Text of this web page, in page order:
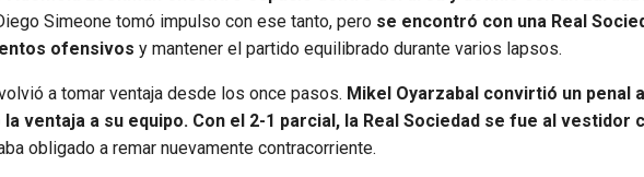
Simeone tomó impulso con ese tanto, pero se encontró con una Real
ofensivos y mantener el partido equilibrado durante varios lapsos.
a tomar ventaja desde los once pasos. Mikel Oyarzabal convirtió un penal
ventaja a su equipo. Con el 2-1 parcial, la Real Sociedad se fue al vestidor
obligado a remar nuevamente contracorriente.